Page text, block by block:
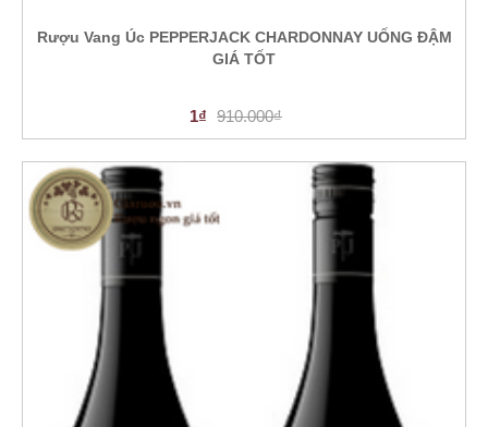
Rượu Vang Úc PEPPERJACK CHARDONNAY UỐNG ĐẬM
GIÁ TỐT
1₫ 910.000₫